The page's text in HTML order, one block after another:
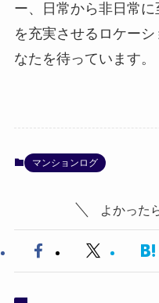
ー、日常から非日常
を充実させるロケー
なたを待っています。
マンションログ
よかった